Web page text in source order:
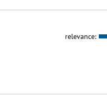
relevance: